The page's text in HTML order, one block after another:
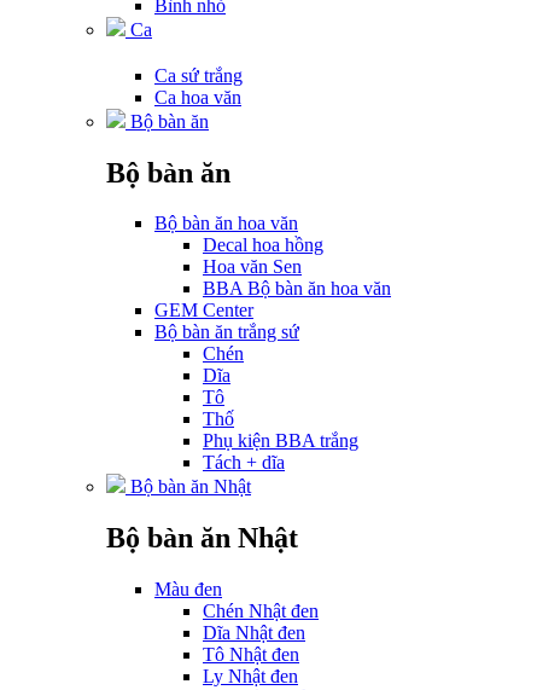
Bình nhỏ
Ca
Ca sứ trắng
Ca hoa văn
Bộ bàn ăn
Bộ bàn ăn
Bộ bàn ăn hoa văn
Decal hoa hồng
Hoa văn Sen
BBA Bộ bàn ăn hoa văn
GEM Center
Bộ bàn ăn trắng sứ
Chén
Dĩa
Tô
Thố
Phụ kiện BBA trắng
Tách + dĩa
Bộ bàn ăn Nhật
Bộ bàn ăn Nhật
Màu đen
Chén Nhật đen
Dĩa Nhật đen
Tô Nhật đen
Ly Nhật đen